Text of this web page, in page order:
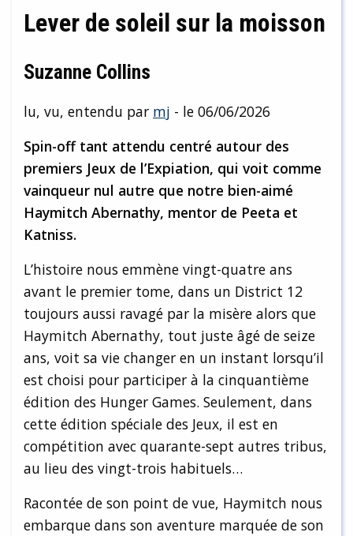
Lever de soleil sur la moisson
Suzanne Collins
lu, vu, entendu par mj - le 06/06/2026
Spin-off tant attendu centré autour des
premiers Jeux de l’Expiation, qui voit comme
vainqueur nul autre que notre bien-aimé
Haymitch Abernathy, mentor de Peeta et
Katniss.
L’histoire nous emmène vingt-quatre ans
avant le premier tome, dans un District 12
toujours aussi ravagé par la misère alors que
Haymitch Abernathy, tout juste âgé de seize
ans, voit sa vie changer en un instant lorsqu’il
est choisi pour participer à la cinquantième
édition des Hunger Games. Seulement, dans
cette édition spéciale des Jeux, il est en
compétition avec quarante-sept autres tribus,
au lieu des vingt-trois habituels…
Racontée de son point de vue, Haymitch nous
embarque dans son aventure marquée de son